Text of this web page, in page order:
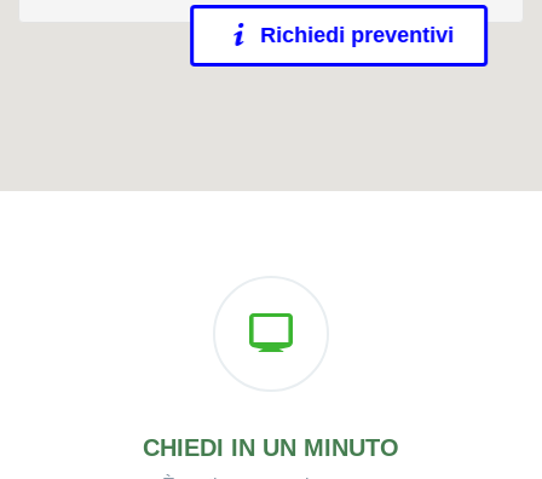
Richiedi preventivi
CHIEDI IN UN MINUTO